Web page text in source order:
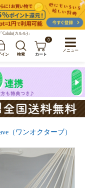
カルル)」
イン 検索
0
カート
（ワンオクターブ）
メニュー